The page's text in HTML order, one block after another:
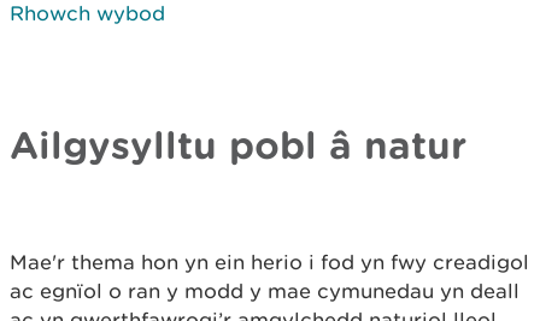
Rhowch wybod
Ailgysylltu pobl â natur
Mae'r thema hon yn ein herio i fod yn fwy creadigol
ac egnïol o ran y modd y mae cymunedau yn deall